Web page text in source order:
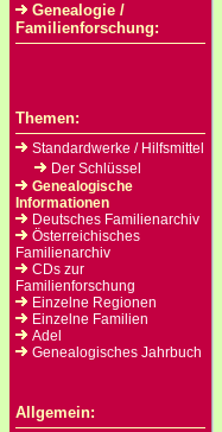
Genealogie /
Familienforschung:
Themen:
Standardwerke / Hilfsmittel
Der Schlüssel
Genealogische
Informationen
Deutsches Familienarchiv
Österreichisches
Familienarchiv
CDs zur
Familienforschung
Einzelne Regionen
Einzelne Familien
Adel
Genealogisches Jahrbuch
Allgemein: